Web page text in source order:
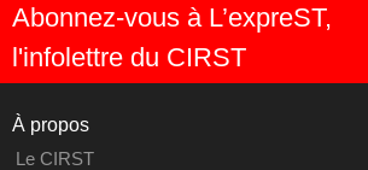
Abonnez-vous à L’expreST,
l'infolettre du CIRST
À propos
Le CIRST